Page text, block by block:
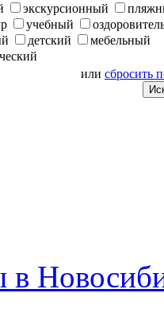
экскурсионный
учебный
детский
мебельный
или сбросить